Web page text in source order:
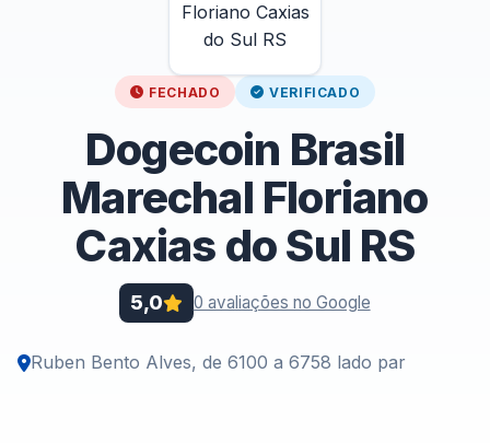
FECHADO VERIFICADO
Dogecoin Brasil
Marechal Floriano
Caxias do Sul RS
5,0 0 avaliações no Google
Ruben Bento Alves, de 6100 a 6758 lado par